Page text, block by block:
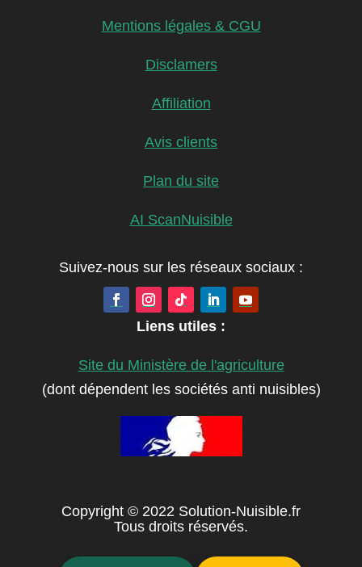
Mentions légales & CGU
Disclamers
Affiliation
Avis clients
Plan du site
AI ScanNuisible
Suivez-nous sur les réseaux sociaux :
Liens utiles :
Site du Ministère de l'agriculture
(dont dépendent les sociétés anti nuisibles)
Copyright © 2022 Solution-Nuisible.fr
Tous droits réservés.